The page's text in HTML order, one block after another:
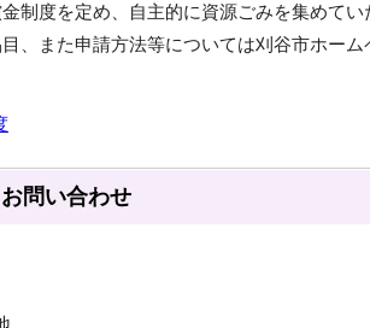
制度を定め、自主的に資源ごみを集めて
、また申請方法等については刈谷市ホー
お問い合わせ